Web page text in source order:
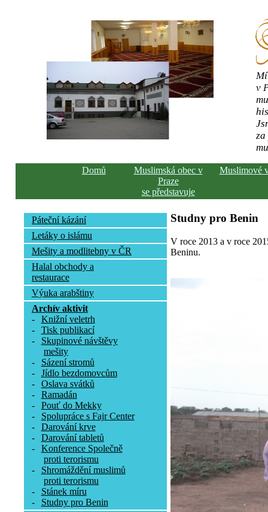
v
Domů
Muslimská obec v
Praze
se představuje
Muslimové
Páteční kázání
Letáky o islámu
Mešity a modlitebny v ČR
Halal obchody a
restaurace
Výuka arabštiny
Archív aktivit
-
Knižní veletrh
-
Tisk publikací
-
Skupinové návštěvy
mešity
-
Sázení stromů
-
Jídlo bezdomovcům
-
Oslava svátků
-
Ramadán
-
Pouť do Mekky
-
Spolupráce s Fajr Center
-
Darování krve
-
Darování tabletů
-
Konference Společně
proti terorismu
-
Shromáždění muslimů
proti terorismu
-
Stánek míru
-
Studny pro Benin
Studny pro Benin
V roce 2013 a v roce
Beninu.